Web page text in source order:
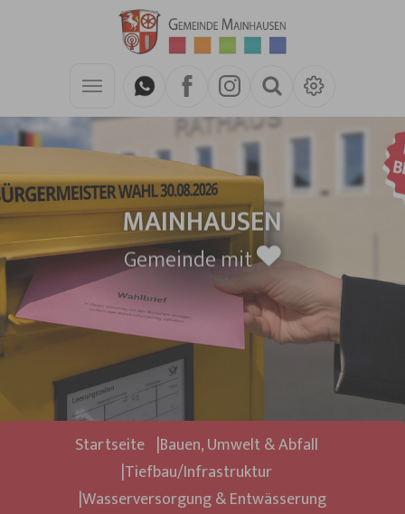
Zum Hauptinhalt springen
MAINHAUSEN
Gemeinde mit
Sie sind hier:
Startseite Bauen, Umwelt & Abfall
Tiefbau/Infrastruktur
Wasserversorgung & Entwässerung